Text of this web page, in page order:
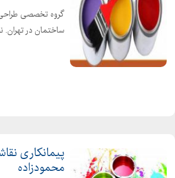
گروه تخصصی
ساختمان در
کالر کنیتکس
پیمانکاری
محمودزاده